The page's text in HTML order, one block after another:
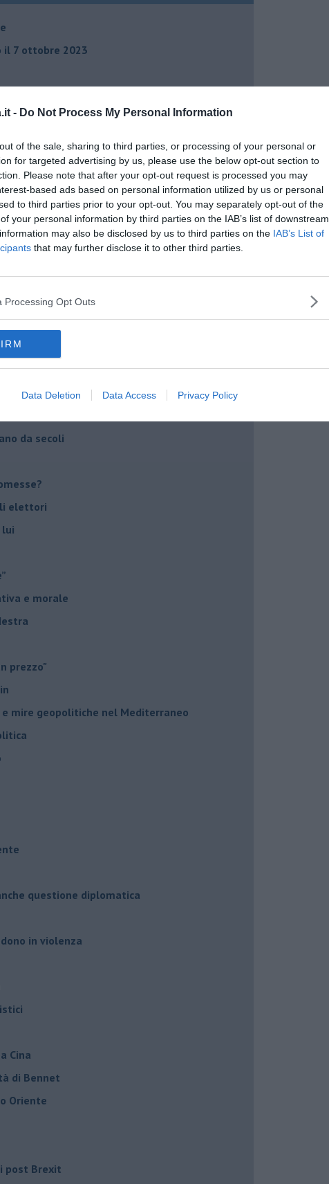
- Do Not Process My Personal Information
of the sale, sharing to third parties, or processing of your personal or
for targeted advertising by us, please use the below opt-out section to
Please note that after your opt-out request is processed you may
based ads based on personal information utilized by us or personal
to third parties prior to your opt-out. You may separately opt-out of the
your personal information by third parties on the IAB’s list of downstream
may also be disclosed by us to third parties on the IAB’s List of
that may further disclose it to other third parties.
Processing Opt Outs
Data Deletion Data Access Privacy Policy
il 7 ottobre 2023
Brexit
di Erdoğan
da secoli
elettori
lui
e morale
prezzo"
mire geopolitiche nel Mediterraneo
questione diplomatica
in violenza
Cina
di Bennet
Oriente
post Brexit